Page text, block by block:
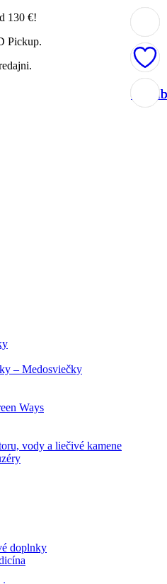
130 €!
Pickup.
– Medosviečky
Ways
vody a liečivé kamene
doplnky